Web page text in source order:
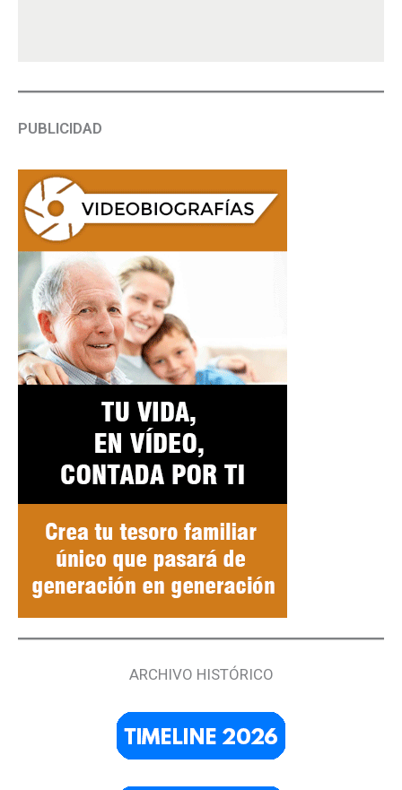
PUBLICIDAD
ARCHIVO HISTÓRICO